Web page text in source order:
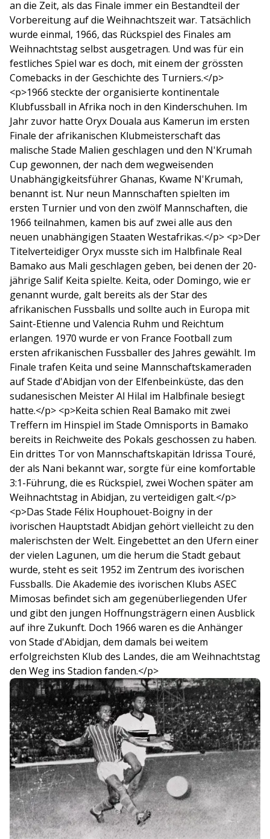
an die Zeit, als das Finale immer ein Bestandteil der
Vorbereitung auf die Weihnachtszeit war. Tatsächlich
wurde einmal, 1966, das Rückspiel des Finales am
Weihnachtstag selbst ausgetragen. Und was für ein
festliches Spiel war es doch, mit einem der grössten
Comebacks in der Geschichte des Turniers.</p>
<p>1966 steckte der organisierte kontinentale
Klubfussball in Afrika noch in den Kinderschuhen. Im
Jahr zuvor hatte Oryx Douala aus Kamerun im ersten
Finale der afrikanischen Klubmeisterschaft das
malische Stade Malien geschlagen und den N'Krumah
Cup gewonnen, der nach dem wegweisenden
Unabhängigkeitsführer Ghanas, Kwame N'Krumah,
benannt ist. Nur neun Mannschaften spielten im
ersten Turnier und von den zwölf Mannschaften, die
1966 teilnahmen, kamen bis auf zwei alle aus den
neuen unabhängigen Staaten Westafrikas.</p> <p>Der
Titelverteidiger Oryx musste sich im Halbfinale Real
Bamako aus Mali geschlagen geben, bei denen der 20-
jährige Salif Keita spielte. Keita, oder Domingo, wie er
genannt wurde, galt bereits als der Star des
afrikanischen Fussballs und sollte auch in Europa mit
Saint-Etienne und Valencia Ruhm und Reichtum
erlangen. 1970 wurde er von France Football zum
ersten afrikanischen Fussballer des Jahres gewählt. Im
Finale trafen Keita und seine Mannschaftskameraden
auf Stade d'Abidjan von der Elfenbeinküste, das den
sudanesischen Meister Al Hilal im Halbfinale besiegt
hatte.</p> <p>Keita schien Real Bamako mit zwei
Treffern im Hinspiel im Stade Omnisports in Bamako
bereits in Reichweite des Pokals geschossen zu haben.
Ein drittes Tor von Mannschaftskapitän Idrissa Touré,
der als Nani bekannt war, sorgte für eine komfortable
3:1-Führung, die es Rückspiel, zwei Wochen später am
Weihnachtstag in Abidjan, zu verteidigen galt.</p>
<p>Das Stade Félix Houphouet-Boigny in der
ivorischen Hauptstadt Abidjan gehört vielleicht zu den
malerischsten der Welt. Eingebettet an den Ufern einer
der vielen Lagunen, um die herum die Stadt gebaut
wurde, steht es seit 1952 im Zentrum des ivorischen
Fussballs. Die Akademie des ivorischen Klubs ASEC
Mimosas befindet sich am gegenüberliegenden Ufer
und gibt den jungen Hoffnungsträgern einen Ausblick
auf ihre Zukunft. Doch 1966 waren es die Anhänger
von Stade d'Abidjan, dem damals bei weitem
erfolgreichsten Klub des Landes, die am Weihnachtstag
den Weg ins Stadion fanden.</p>